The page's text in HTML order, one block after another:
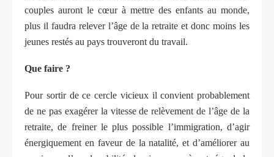
couples auront le cœur à mettre des enfants au monde,
plus il faudra relever l’âge de la retraite et donc moins les
jeunes restés au pays trouveront du travail.
Que faire ?
Pour sortir de ce cercle vicieux il convient probablement
de ne pas exagérer la vitesse de relèvement de l’âge de la
retraite, de freiner le plus possible l’immigration, d’agir
énergiquement en faveur de la natalité, et d’améliorer au